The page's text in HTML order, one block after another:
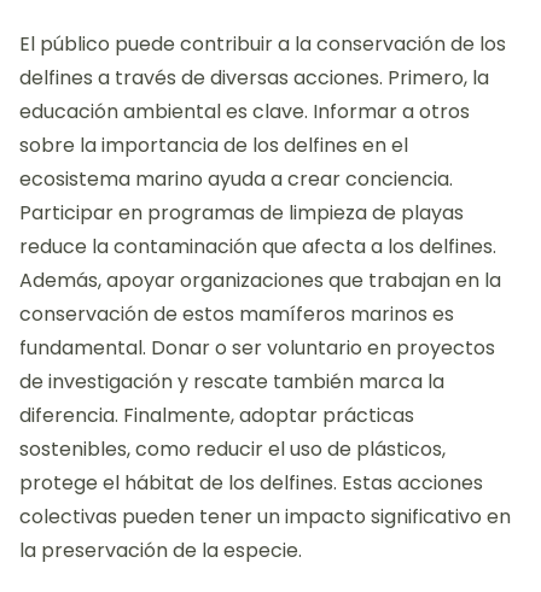
El público puede contribuir a la conservación de los
delfines a través de diversas acciones. Primero, la
educación ambiental es clave. Informar a otros
sobre la importancia de los delfines en el
ecosistema marino ayuda a crear conciencia.
Participar en programas de limpieza de playas
reduce la contaminación que afecta a los delfines.
Además, apoyar organizaciones que trabajan en la
conservación de estos mamíferos marinos es
fundamental. Donar o ser voluntario en proyectos
de investigación y rescate también marca la
diferencia. Finalmente, adoptar prácticas
sostenibles, como reducir el uso de plásticos,
protege el hábitat de los delfines. Estas acciones
colectivas pueden tener un impacto significativo en
la preservación de la especie.